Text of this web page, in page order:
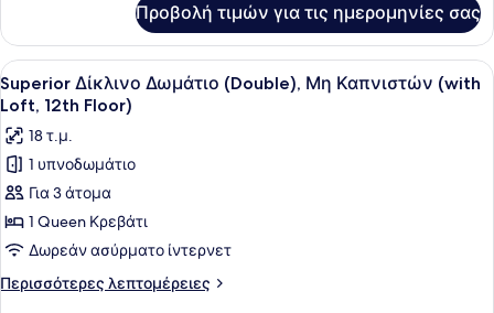
(with
Loft,
12th
Floor)
Δίκλινο
Δωμάτιο
(Double),
Μη
Καπνιστών
(with
Loft,
12th
Floor)
Προβολή τιμών για τις ημερομηνίες σας
Προβολή
όλων
των
φωτογραφιών
για
Superior
Δίκλινο
Δωμάτιο
(Double),
Μη
Ένα κρεβάτι με δύο κουκέτες, με
2
Superior Δίκλινο Δωμάτιο (Double), Μη Καπνιστών (with
Loft, 12th Floor)
18 τ.μ.
1 υπνοδωμάτιο
Για 3 άτομα
1 Queen Κρεβάτι
Δωρεάν ασύρματο ίντερνετ
Περισσότερες λεπτομέρειες
Περισσότερες